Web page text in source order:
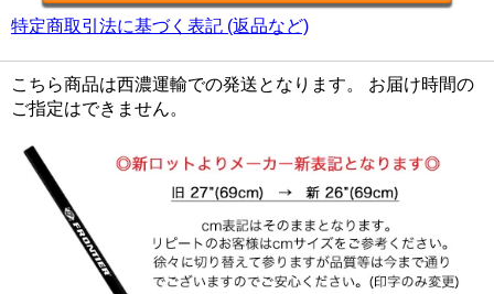
特定商取引法に基づく表記 (返品など)
こちら商品は西濃運輸での発送となります。 お届け時間の
ご指定はできません。